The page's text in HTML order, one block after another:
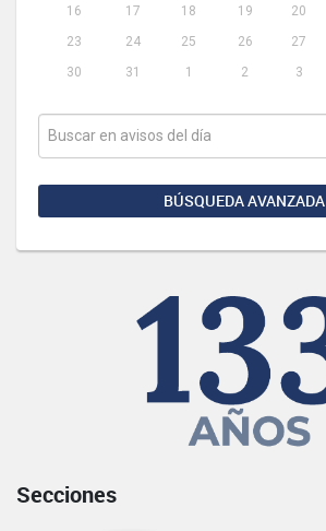
16
17 18 19 20
23
24 25 26 27
30
31 1 2 3
BÚSQUEDA AVANZADA
Secciones